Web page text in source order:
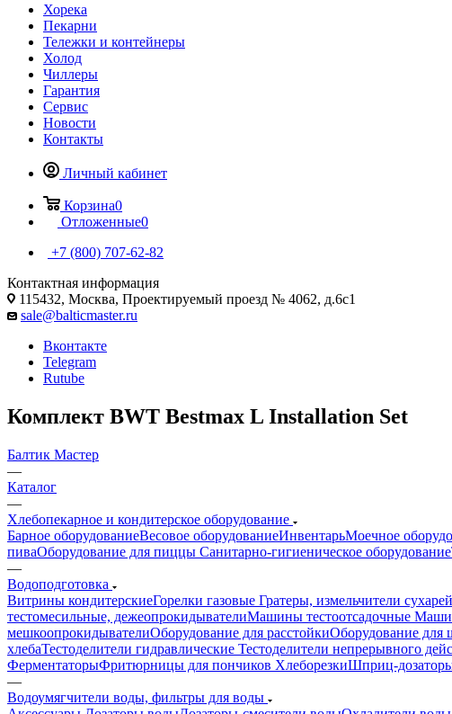
Хорека
Пекарни
Тележки и контейнеры
Холод
Чиллеры
Гарантия
Сервис
Новости
Контакты
Личный кабинет
Корзина0
Отложенные0
+7 (800) 707-62-82
Контактная информация
115432, Москва, Проектируемый проезд № 4062, д.6с1
sale@balticmaster.ru
Вконтакте
Telegram
Rutube
Комплект BWT Bestmax L Installation Set
Балтик Мастер
—
Каталог
—
Хлебопекарное и кондитерское оборудование
Барное оборудованиеВесовое оборудованиеИнвентарьМоечное
пиваОборудование для пиццы Санитарно-гигиеническое оборудование
—
Водоподготовка
Витрины кондитерскиеГорелки газовые Гратеры, измельчители
тестомесильные, дежеопрокидывателиМашины тестоотсадочные
мешкоопрокидывателиОборудование для расстойкиОборудование для
хлебаТестоделители гидравлические Тестоделители непрерывного
ФерментаторыФритюрницы для пончиков ХлеборезкиШприц-
—
Водоумягчители воды, фильтры для воды